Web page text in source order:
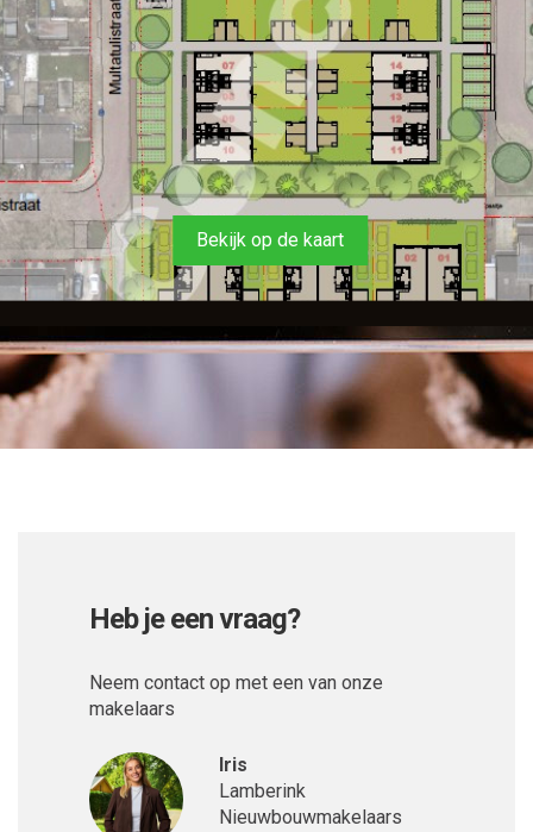
Bekijk op de kaart
Heb je een vraag?
Neem contact op met een van onze
makelaars
Iris
Lamberink
Nieuwbouwmakelaars